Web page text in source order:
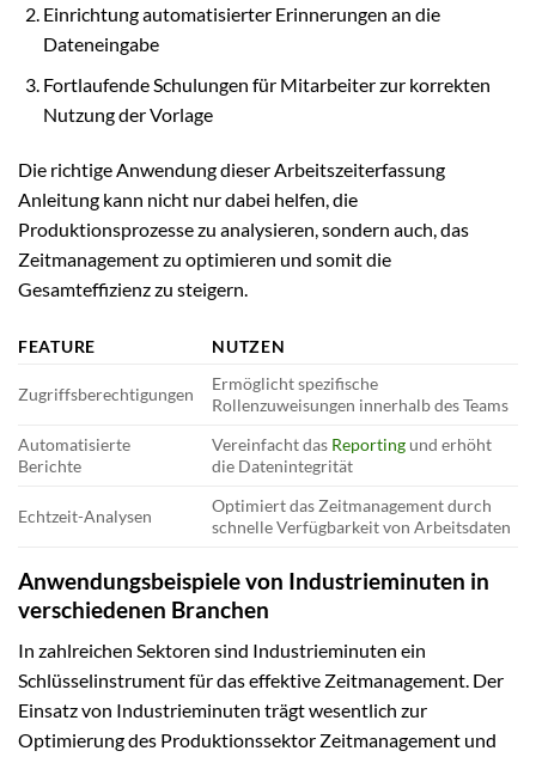
Einrichtung automatisierter Erinnerungen an die
Dateneingabe
Fortlaufende Schulungen für Mitarbeiter zur korrekten
Nutzung der Vorlage
Die richtige Anwendung dieser Arbeitszeiterfassung
Anleitung kann nicht nur dabei helfen, die
Produktionsprozesse zu analysieren, sondern auch, das
Zeitmanagement zu optimieren und somit die
Gesamteffizienz zu steigern.
FEATURE NUTZEN
Zugriffsberechtigungen
Ermöglicht spezifische
Rollenzuweisungen innerhalb des Teams
Automatisierte
Berichte
Vereinfacht das Reporting und erhöht
die Datenintegrität
Echtzeit-Analysen
Optimiert das Zeitmanagement durch
schnelle Verfügbarkeit von Arbeitsdaten
Anwendungsbeispiele von Industrieminuten in
verschiedenen Branchen
In zahlreichen Sektoren sind Industrieminuten ein
Schlüsselinstrument für das effektive Zeitmanagement. Der
Einsatz von Industrieminuten trägt wesentlich zur
Optimierung des Produktionssektor Zeitmanagement und